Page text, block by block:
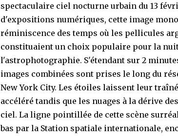
spectaculaire ciel nocturne urbain du 13
d'expositions numériques, cette image
réminiscence des temps où les pellicules
constituaient un choix populaire pour la
l'astrophotographie. S'étendant sur 2
images combinées sont prises le long du
New York City. Les étoiles laissent leur
accéléré tandis que les nuages à la dérive
ciel. La ligne pointillée de cette scène
bas par la Station spatiale internationale,